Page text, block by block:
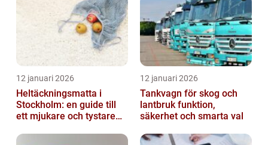
12 januari 2026
Heltäckningsmatta i
Stockholm: en guide till
ett mjukare och tystare
12 januari 2026
Tankvagn för skog och
lantbruk funktion,
säkerhet och smarta val